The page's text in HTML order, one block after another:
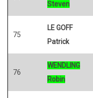
Steven
75
LE GOFF
Patrick
76
WENDLING
Robin